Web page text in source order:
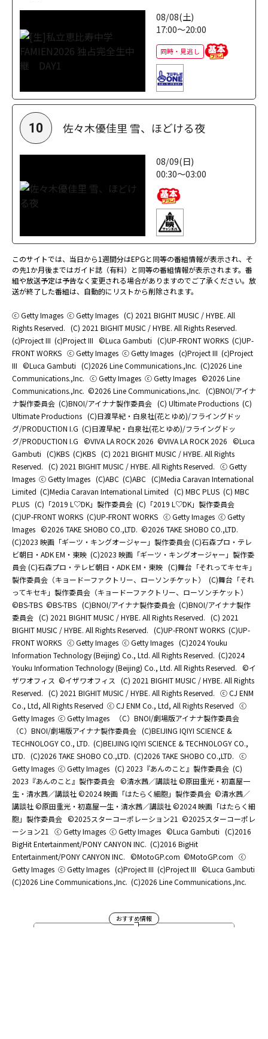
08/08(土)
17:00～20:00
同時・見逃し
10 佐々木優佳里 雪、ほどける夜
08/09(日)
00:30～03:00
このサイトでは、当日から1週間分はEPGと同等の番組情報が表示され、そ
の先1か月後まではガイド誌（有料）と同等の番組情報が表示されます。番
組や放送予定は予告なく変更される場合がありますのでご了承ください。放
送が終了した番組は、自動的にリストから削除されます。
ⓒ Getty Images ⓒ Getty Images (C) 2021 BIGHIT MUSIC / HYBE. All
Rights Reserved. (C) 2021 BIGHIT MUSIC / HYBE. All Rights Reserved.
(c)Project III (c)Project III ©Luca Gambuti (C)UP-FRONT WORKS (C)UP-
FRONT WORKS ⓒ Getty Images ⓒ Getty Images (c)Project III (c)Project
III ©Luca Gambuti (C)2026 Line Communications.,Inc. (C)2026 Line
Communications.,Inc. ⓒ Getty Images ⓒ Getty Images ©2026 Line
Communications.,Inc. ©2026 Line Communications.,Inc. (C)BNOI/アイナ
ナ製作委員会 (C)BNOI/アイナナ製作委員会 (C) Ultimate Productions (C)
Ultimate Productions (C)日渡早紀・白泉社(花とゆめ)/フライングドッ
グ/PRODUCTION I.G (C)日渡早紀・白泉社(花とゆめ)/フライングドッ
グ/PRODUCTION I.G ©️VIVA LA ROCK 2026 ©️VIVA LA ROCK 2026 ©Luca
Gambuti (C)KBS (C)KBS (C) 2021 BIGHIT MUSIC / HYBE. All Rights
Reserved. (C) 2021 BIGHIT MUSIC / HYBE. All Rights Reserved. ⓒ Getty
Images ⓒ Getty Images (C)ABC (C)ABC (C)Media Caravan International
Limited (C)Media Caravan International Limited (C) MBC PLUS (C) MBC
PLUS (C)「2019 L♡DK」製作委員会 (C)「2019 L♡DK」製作委員会
(C)UP-FRONT WORKS (C)UP-FRONT WORKS ⓒ Getty Images ⓒ Getty
Images ©2026 TAKE SHOBO CO.,LTD. ©2026 TAKE SHOBO CO.,LTD.
(C)2023 映画「ギーツ・キングオージャー」製作委員会 (C)石森プロ・テレ
ビ朝日・ADK EM・東映 (C)2023 映画「ギーツ・キングオージャー」製作委
員会 (C)石森プロ・テレビ朝日・ADK EM・東映 (C)舞台「それってキセキ」
製作委員会（キョードーファクトリー、ローソンチケット）
(C)舞台「それ
ってキセキ」製作委員会（キョードーファクトリー、ローソンチケット）
©BS-TBS ©BS-TBS (C)BNOI/アイナナ製作委員会 (C)BNOI/アイナナ製作
委員会 (C) 2021 BIGHIT MUSIC / HYBE. All Rights Reserved. (C) 2021
BIGHIT MUSIC / HYBE. All Rights Reserved. (C)UP-FRONT WORKS (C)UP-
FRONT WORKS ⓒ Getty Images ⓒ Getty Images (C)2024 Youku
Information Technology (Beijing) Co., Ltd. All Rights Reserved. (C)2024
Youku Information Technology (Beijing) Co., Ltd. All Rights Reserved. ©イ
ザワオフィス ©イザワオフィス
(C) 2021 BIGHIT MUSIC / HYBE. All Rights
Reserved. (C) 2021 BIGHIT MUSIC / HYBE. All Rights Reserved. ⓒ CJ ENM
Co., Ltd, All Rights Reserved ⓒ CJ ENM Co., Ltd, All Rights Reserved ⓒ
Getty Images ⓒ Getty Images
（C）BNOI/劇場版アイナナ製作委員会
（C）BNOI/劇場版アイナナ製作委員会 (C)BEIJING IQIYI SCIENCE &
TECHNOLOGY CO., LTD. (C)BEIJING IQIYI SCIENCE & TECHNOLOGY CO.,
LTD. (C)2026 TAKE SHOBO CO.,LTD. (C)2026 TAKE SHOBO CO.,LTD. ⓒ
Getty Images ⓒ Getty Images (C) 2023『あんのこと』製作委員会 (C)
2023『あんのこと』製作委員会 ©清水茜／講談社 ©原田重光・初嘉屋一
生・清水茜／講談社 ©2024 映画「はたらく細胞」製作委員会 ©清水茜／
講談社 ©原田重光・初嘉屋一生・清水茜／講談社 ©2024 映画「はたらく細
胞」製作委員会 ©2025スターコーポレーション21 ©2025スターコーポレ
ーション21
ⓒ Getty Images ⓒ Getty Images ©Luca Gambuti (C)2016
BigHit Entertainment/PONY CANYON INC. (C)2016 BigHit
Entertainment/PONY CANYON INC. ©MotoGP.com ©MotoGP.com ⓒ
Getty Images ⓒ Getty Images (c)Project III (c)Project III ©Luca Gambuti
(C)2026 Line Communications.,Inc. (C)2026 Line Communications.,Inc.
おすすめ情報